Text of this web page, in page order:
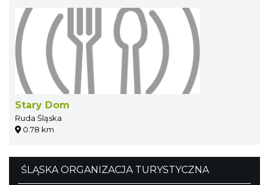
Stary Dom
Ruda Śląska
0.78 km
ŚLĄSKA ORGANIZACJA TURYSTYCZNA